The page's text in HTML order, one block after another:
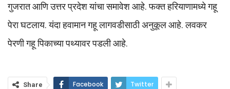
गुजरात आणि उत्तर प्रदेश यांचा समावेश आहे. फक्त हरियाणामध्ये गहू
पेरा घटलाय. यंदा हवामान गहू लागवडीसाठी अनुकूल आहे. लवकर
पेरणी गहू पिकाच्या पथ्यावर पडली आहे.
Share Facebook Twitter